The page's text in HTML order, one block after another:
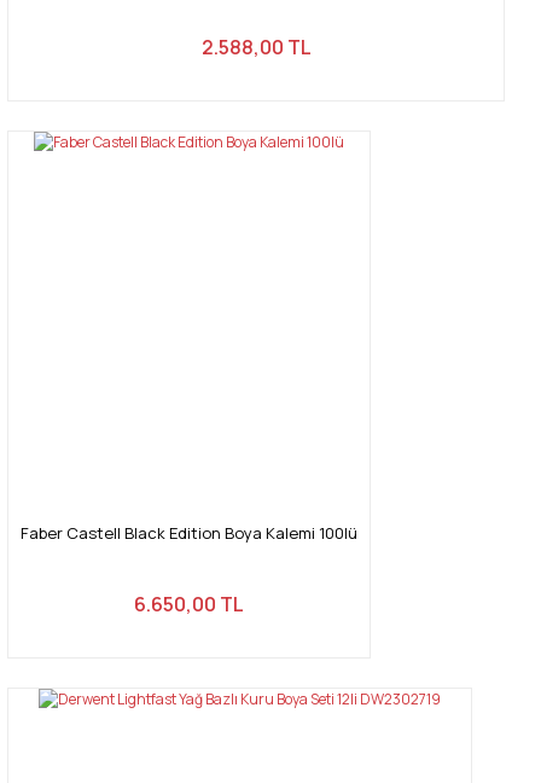
2.588,00 TL
Faber Castell Black Edition Boya Kalemi 100lü
6.650,00 TL